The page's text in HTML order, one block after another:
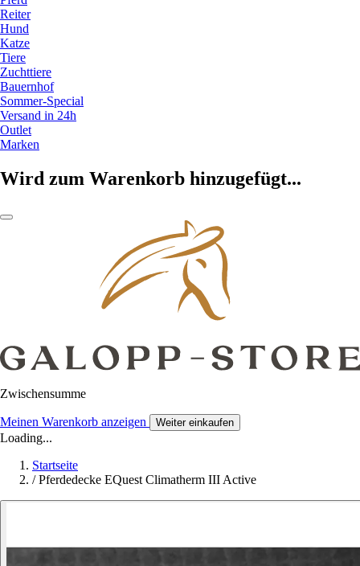
Reiter
Hund
Katze
Tiere
Zuchttiere
Bauernhof
Sommer-Special
Versand in 24h
Outlet
Marken
Wird zum Warenkorb hinzugefügt...
Zwischensumme
Meinen Warenkorb anzeigen Weiter einkaufen
Loading...
Startseite
/ Pferdedecke EQuest Climatherm III Active